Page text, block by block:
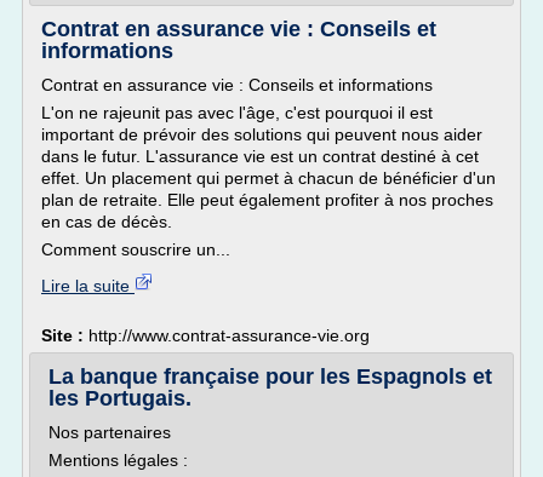
Contrat en assurance vie : Conseils et
informations
Contrat en assurance vie : Conseils et informations
L'on ne rajeunit pas avec l'âge, c'est pourquoi il est
important de prévoir des solutions qui peuvent nous aider
dans le futur. L'assurance vie est un contrat destiné à cet
effet. Un placement qui permet à chacun de bénéficier d'un
plan de retraite. Elle peut également profiter à nos proches
en cas de décès.
Comment souscrire un...
Lire la suite
Site : http://www.contrat-assurance-vie.org
La banque française pour les Espagnols et
les Portugais.
Nos partenaires
Mentions légales :